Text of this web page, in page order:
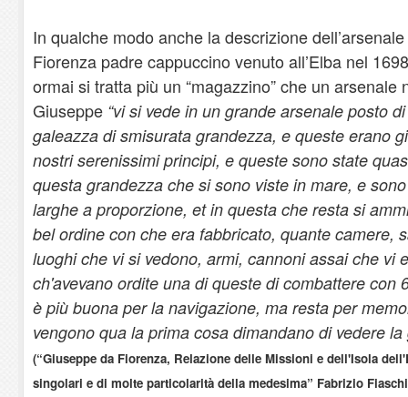
In qualche modo anche la descrizione
Fiorenza padre cappuccino venuto all’Elba nel
ormai si tratta più un “magazzino” che un arsenale
Giuseppe “vi si vede in un grande arsenale posto
galeazza di smisurata grandezza, e queste erano
nostri serenissimi principi, e queste sono state
questa grandezza che si sono viste in mare, e
larghe a proporzione, et in questa che resta si
bel ordine con che era fabbricato, quante camere,
luoghi che vi si vedono, armi, cannoni assai che vi
ch'avevano ordite una di queste di combattere con
è più buona per la navigazione, ma resta per
vengono qua la prima cosa dimandano di vedere la
(“Giuseppe da Fiorenza, Relazione delle Missioni e dell'Isola
singolari e di molte particolarità della medesima” Fabrizio